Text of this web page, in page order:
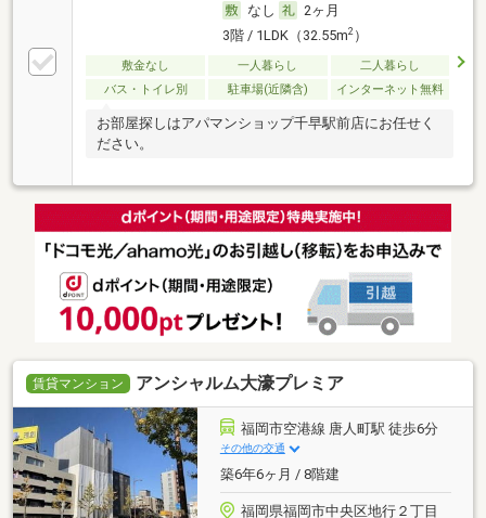
なし
2ヶ月
3階 / 1LDK（32.55m2）
敷金なし 一人暮らし
二人暮らし
バス・トイレ別
駐車場(近隣含) インターネット無料
お部屋探しはアパマンショップ千早駅前店にお任せく
ださい。
賃貸マンション アンシャルム大濠プレミア
福岡市空港線 唐人町駅 徒歩6分
その他の交通
築6年6ヶ月 / 8階建
福岡県福岡市中央区地行２丁目